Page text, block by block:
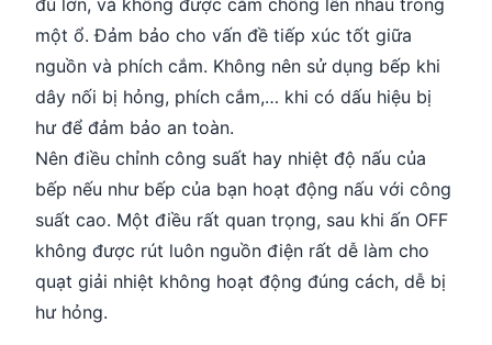
một ổ. Đảm bảo cho vấn đề tiếp xúc tốt giữa
nguồn và phích cắm. Không nên sử dụng bếp khi
dây nối bị hỏng, phích cắm,… khi có dấu hiệu bị
hư để đảm bảo an toàn.
Nên điều chỉnh công suất hay nhiệt độ nấu của
bếp nếu như bếp của bạn hoạt động nấu với công
suất cao. Một điều rất quan trọng, sau khi ấn OFF
không được rút luôn nguồn điện rất dễ làm cho
quạt giải nhiệt không hoạt động đúng cách, dễ bị
hư hỏng.